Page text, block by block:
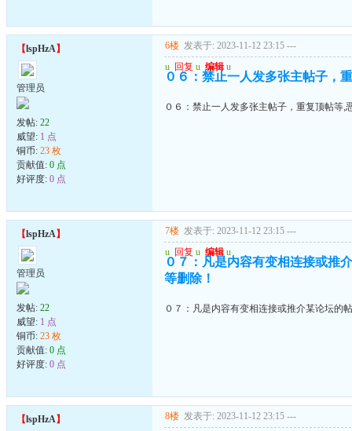
【lspHzA】
管理员
发帖: 22
威望: 1 点
铜币: 23 枚
贡献值: 0 点
好评度: 0 点
6楼 发表于: 2023-11-12 23:15 ---
u 回复 u 编辑 u
０６：禁止一人发多张主帖子，
０６：禁止一人发多张主帖子，重复顶帖等
【lspHzA】
管理员
发帖: 22
威望: 1 点
铜币: 23 枚
贡献值: 0 点
好评度: 0 点
7楼 发表于: 2023-11-12 23:15 ---
u 回复 u 编辑 u
０７：凡是内容有变相连接或推
等删除！
０７：凡是内容有变相连接或推介某论坛的
【lspHzA】 8楼 发表于: 2023-11-12 23:15 ---